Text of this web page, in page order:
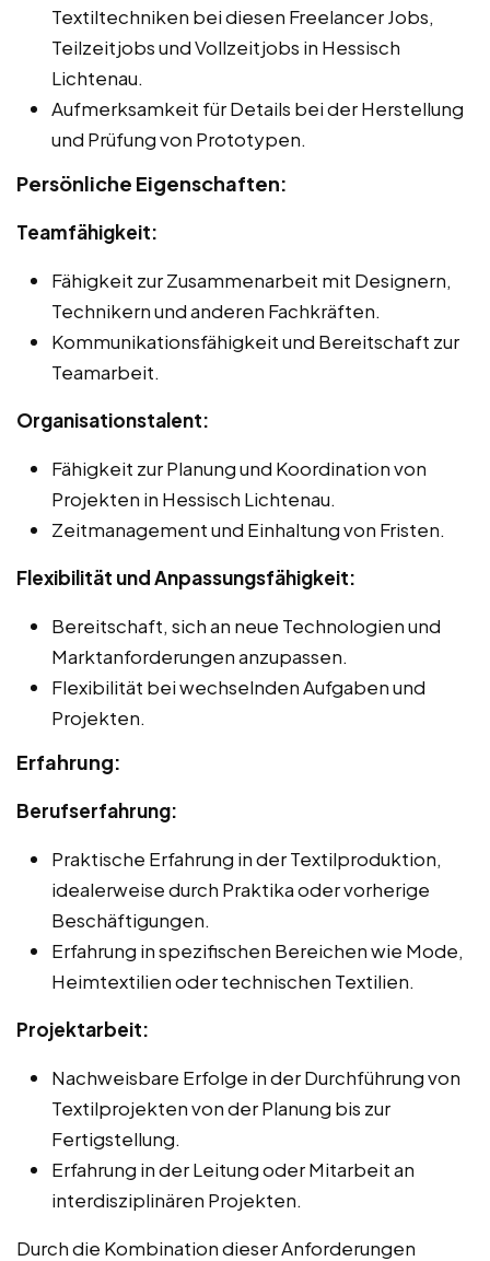
Textiltechniken bei diesen Freelancer Jobs,
Teilzeitjobs und Vollzeitjobs in Hessisch
Lichtenau.
Aufmerksamkeit für Details bei der Herstellung
und Prüfung von Prototypen.
Persönliche Eigenschaften:
Teamfähigkeit:
Fähigkeit zur Zusammenarbeit mit Designern,
Technikern und anderen Fachkräften.
Kommunikationsfähigkeit und Bereitschaft zur
Teamarbeit.
Organisationstalent:
Fähigkeit zur Planung und Koordination von
Projekten in Hessisch Lichtenau.
Zeitmanagement und Einhaltung von Fristen.
Flexibilität und Anpassungsfähigkeit:
Bereitschaft, sich an neue Technologien und
Marktanforderungen anzupassen.
Flexibilität bei wechselnden Aufgaben und
Projekten.
Erfahrung:
Berufserfahrung:
Praktische Erfahrung in der Textilproduktion,
idealerweise durch Praktika oder vorherige
Beschäftigungen.
Erfahrung in spezifischen Bereichen wie Mode,
Heimtextilien oder technischen Textilien.
Projektarbeit:
Nachweisbare Erfolge in der Durchführung von
Textilprojekten von der Planung bis zur
Fertigstellung.
Erfahrung in der Leitung oder Mitarbeit an
interdisziplinären Projekten.
Durch die Kombination dieser Anforderungen